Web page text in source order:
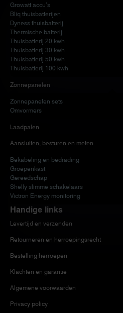
Growatt accu’s
Bliq thuisbatterijen
Dyness thuisbatterij
Thermische batterij
Thuisbatterij 20 kwh
Thuisbatterij 30 kwh
Thuisbatterij 50 kwh
Thuisbatterij 100 kwh
Zonnepanelen
Zonnepanelen sets
Omvormers
Laadpalen
Aansluiten, besturen en meten
Bekabeling en bedrading
Groepenkast
Gereedschap
Shelly slimme schakelaars
Victron Energy monitoring
Handige links
Levertijd en verzenden
Retourneren en herroepingsrecht
Bestelling herroepen
Klachten en garantie
Algemene voorwaarden
Privacy policy